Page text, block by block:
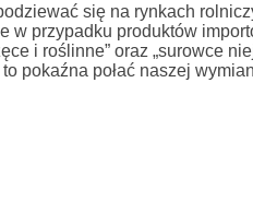
się na rynkach
w przypadku produktów
i roślinne” oraz „surowce
pokaźna połać naszej